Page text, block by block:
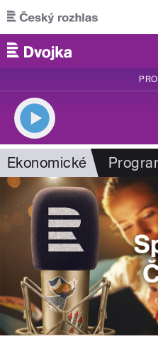
Přejít k hlavnímu obsahu
Ekonomické